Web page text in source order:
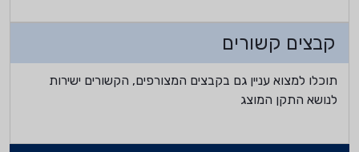
קבצים קשורים
תוכלו למצוא עניין גם בקבצים המצורפים, הקשורים ישירות
לנושא התקן המוצג